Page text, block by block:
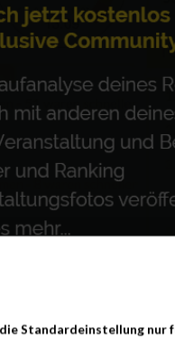
Standardeinstellung